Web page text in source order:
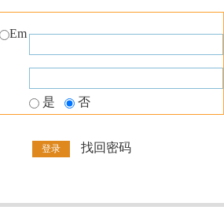
Em
是 否
找回密码